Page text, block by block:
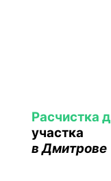
Расчистка
участка
в Дмитрове